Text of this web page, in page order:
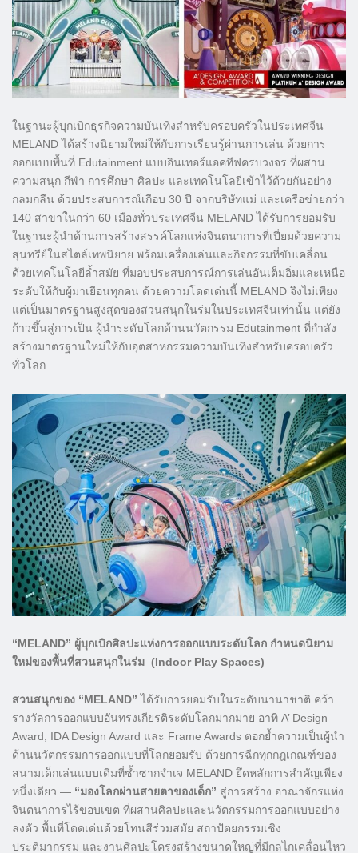
ในฐานะผู้บุกเบิกธุรกิจความบันเทิงสำหรับครอบครัวในประเทศจีน
MELAND ได้สร้างนิยามใหม่ให้กับการเรียนรู้ผ่านการเล่น ด้วยการ
ออกแบบพื้นที่ Edutainment แบบอินเทอร์แอคทีฟครบวงจร ที่ผสาน
ความสนุก กีฬา การศึกษา ศิลปะ และเทคโนโลยีเข้าไว้ด้วยกันอย่าง
กลมกลืน ด้วยประสบการณ์เกือบ 30 ปี จากบริษัทแม่ และเครือข่ายกว่า
140 สาขาในกว่า 60 เมืองทั่วประเทศจีน MELAND ได้รับการยอมรับ
ในฐานะผู้นำด้านการสร้างสรรค์โลกแห่งจินตนาการที่เปี่ยมด้วยความ
สุนทรีย์ในสไตล์เทพนิยาย พร้อมเครื่องเล่นและกิจกรรมที่ขับเคลื่อน
ด้วยเทคโนโลยีล้ำสมัย ที่มอบประสบการณ์การเล่นอันเต็มอิ่มและเหนือ
ระดับให้กับผู้มาเยือนทุกคน ด้วยความโดดเด่นนี้ MELAND จึงไม่เพียง
แต่เป็นมาตรฐานสูงสุดของสวนสนุกในร่มในประเทศจีนเท่านั้น แต่ยัง
ก้าวขึ้นสู่การเป็น ผู้นำระดับโลกด้านนวัตกรรม Edutainment ที่กำลัง
สร้างมาตรฐานใหม่ให้กับอุตสาหกรรมความบันเทิงสำหรับครอบครัว
ทั่วโลก
“MELAND” ผู้บุกเบิกศิลปะแห่งการออกแบบระดับโลก กำหนดนิยาม
ใหม่ของพื้นที่สวนสนุกในร่ม (Indoor Play Spaces)
สวนสนุกของ “MELAND” ได้รับการยอมรับในระดับนานาชาติ คว้า
รางวัลการออกแบบอันทรงเกียรติระดับโลกมากมาย อาทิ A’ Design
Award, IDA Design Award และ Frame Awards ตอกย้ำความเป็นผู้นำ
ด้านนวัตกรรมการออกแบบที่โลกยอมรับ ด้วยการฉีกทุกกฎเกณฑ์ของ
สนามเด็กเล่นแบบเดิมที่ซ้ำซากจำเจ MELAND ยึดหลักการสำคัญเพียง
หนึ่งเดียว — “มองโลกผ่านสายตาของเด็ก” สู่การสร้าง อาณาจักรแห่ง
จินตนาการไร้ขอบเขต ที่ผสานศิลปะและนวัตกรรมการออกแบบอย่าง
ลงตัว พื้นที่โดดเด่นด้วยโทนสีร่วมสมัย สถาปัตยกรรมเชิง
ประติมากรรม และงานศิลปะโครงสร้างขนาดใหญ่ที่มีกลไกเคลื่อนไหว